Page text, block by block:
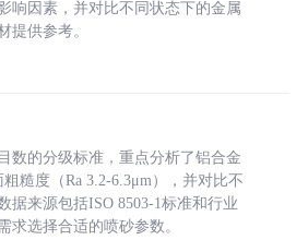
响因素，并对比不同状态下的金属
提供参考。
数的分级标准，重点分析了铝合金
糙度（Ra 3.2-6.3μm），并对比不
据来源包括ISO 8503-1标准和行业
求选择合适的喷砂参数。